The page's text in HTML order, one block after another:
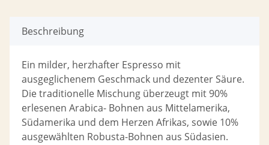
Beschreibung
Ein milder, herzhafter Espresso mit
ausgeglichenem Geschmack und dezenter Säure.
Die traditionelle Mischung überzeugt mit 90%
erlesenen Arabica- Bohnen aus Mittelamerika,
Südamerika und dem Herzen Afrikas, sowie 10%
ausgewählten Robusta-Bohnen aus Südasien.